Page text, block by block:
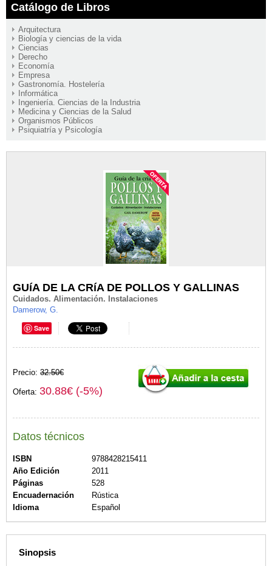
Catálogo de Libros
Arquitectura
Biología y ciencias de la vida
Ciencias
Derecho
Economía
Empresa
Gastronomía. Hostelería
Informática
Ingeniería. Ciencias de la Industria
Medicina y Ciencias de la Salud
Organismos Públicos
Psiquiatría y Psicología
GUíA DE LA CRíA DE POLLOS Y GALLINAS
Cuidados. Alimentación. Instalaciones
Damerow, G.
Save
Precio: 32.50€
Oferta: 30.88€ (-5%)
Datos técnicos
ISBN
9788428215411
Año Edición
2011
Páginas
528
Encuadernación
Rústica
Idioma
Español
Sinopsis